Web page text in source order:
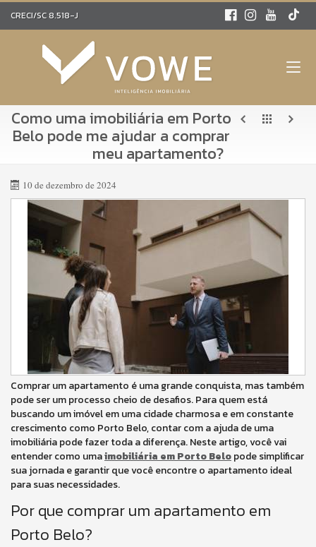
CRECI/SC 8.518-J
Como uma imobiliária em Porto
Belo pode me ajudar a comprar
meu apartamento?
10 de dezembro de 2024
Comprar um apartamento é uma grande conquista, mas também
pode ser um processo cheio de desafios. Para quem está
buscando um imóvel em uma cidade charmosa e em constante
crescimento como Porto Belo, contar com a ajuda de uma
imobiliária pode fazer toda a diferença. Neste artigo, você vai
entender como umaimobiliária em Porto Belopode simplificar
sua jornada e garantir que você encontre o apartamento ideal
para suas necessidades.
Por que comprar um apartamento em
Porto Belo?